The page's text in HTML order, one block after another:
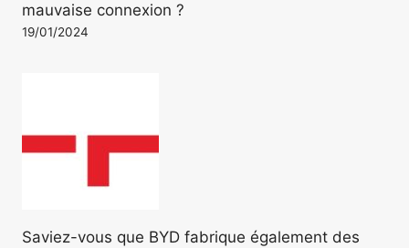
mauvaise connexion ?
19/01/2024
Saviez-vous que BYD fabrique également des